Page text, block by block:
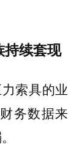
持续套现
索具的业
务数据来